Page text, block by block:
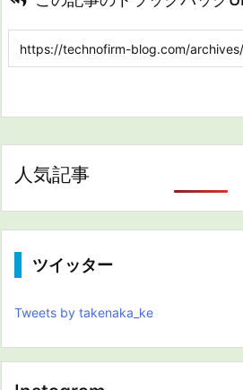
人気記事
ツイッター
Tweets by takenaka_ke